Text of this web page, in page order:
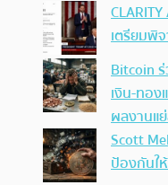
เตรียมพิ
Bitcoin
เงิน-ทอ
ผลงานแ
Scott
ป้องกันใ